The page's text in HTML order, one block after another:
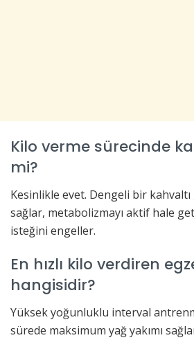
Kilo verme sürecinde
mi?
Kesinlikle evet. Dengeli bir
sağlar, metabolizmayı aktif hale
isteğini engeller.
En hızlı kilo verdiren
hangisidir?
Yüksek yoğunluklu interval
sürede maksimum yağ yakımı